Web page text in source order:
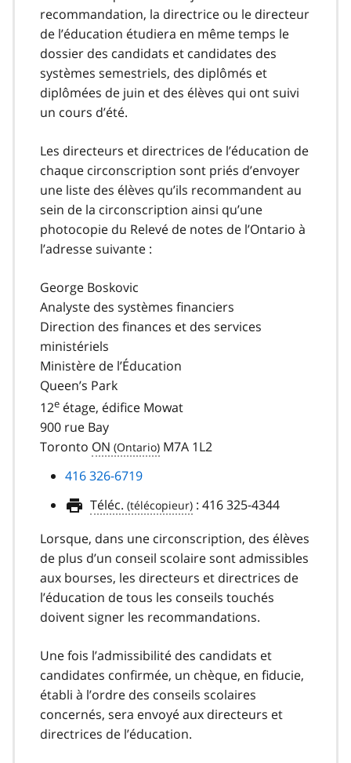
recommandation, la directrice ou le directeur
de l’éducation étudiera en même temps le
dossier des candidats et candidates des
systèmes semestriels, des diplômés et
diplômées de juin et des élèves qui ont suivi
un cours d’été.
Les directeurs et directrices de l’éducation de
chaque circonscription sont priés d’envoyer
une liste des élèves qu’ils recommandent au
sein de la circonscription ainsi qu’une
photocopie du Relevé de notes de l’Ontario à
l’adresse suivante :
George Boskovic
Analyste des systèmes financiers
Direction des finances et des services
ministériels
Ministère de l’Éducation
Queen’s Park
12e étage, édifice Mowat
900 rue Bay
Toronto ON
M7A 1L2
416 326-6719
Téléc.
: 416 325-4344
Lorsque, dans une circonscription, des élèves
de plus d’un conseil scolaire sont admissibles
aux bourses, les directeurs et directrices de
l’éducation de tous les conseils touchés
doivent signer les recommandations.
Une fois l’admissibilité des candidats et
candidates confirmée, un chèque, en fiducie,
établi à l’ordre des conseils scolaires
concernés, sera envoyé aux directeurs et
directrices de l’éducation.